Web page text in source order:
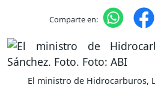
Comparte en:
El ministro de Hidrocarburos,